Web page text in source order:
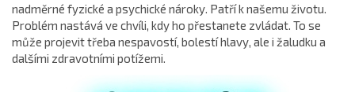
nadměrné fyzické a psychické nároky. Patří k našemu životu.
Problém nastává ve chvíli, kdy ho přestanete zvládat. To se
může projevit třeba nespavostí, bolestí hlavy, ale i žaludku a
dalšími zdravotními potížemi.